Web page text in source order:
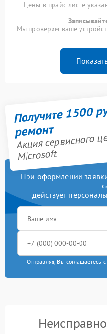
Цены в прайс-листе
Мы проверим ваше
Получите 1500
ремонт
Акция сервисного
Microsoft
При оформлении
действует
Отправляя, Вы соглашаетесь с